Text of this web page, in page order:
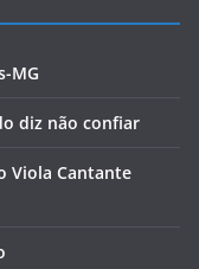
MG
diz não confiar
Viola Cantante